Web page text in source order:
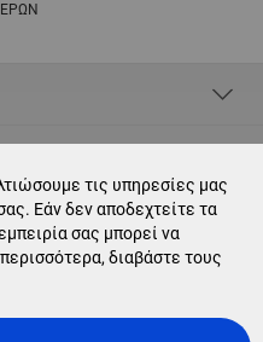
τις υπηρεσίες μας
Εάν δεν αποδεχτείτε τα
σας μπορεί να
διαβάστε τους